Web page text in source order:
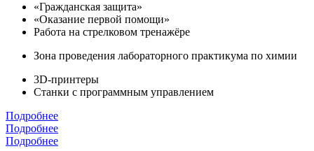
«Гражданская защита»
«Оказание первой помощи»
Работа на стрелковом тренажёре
Зона проведения лабораторного практикума по химии
3D-принтеры
Станки с программным управлением
Подробнее
Подробнее
Подробнее